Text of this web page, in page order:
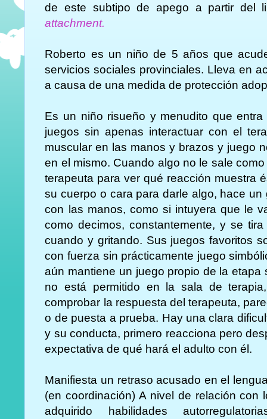
de este subtipo de apego a partir del
attachment.
Roberto es un niño de 5 años que
servicios sociales provinciales. Lleva en
a causa de una medida de protección
Es un niño risueño y menudito que
juegos sin apenas interactuar con el
muscular en las manos y brazos y juego
en el mismo. Cuando algo no le sale
terapeuta para ver qué reacción muestra
su cuerpo o cara para darle algo, hace
con las manos, como si intuyera que le
como decimos, constantemente, y se
cuando y gritando. Sus juegos favoritos
con fuerza sin prácticamente juego
aún mantiene un juego propio de la
no está permitido en la sala de
comprobar la respuesta del terapeuta,
o de puesta a prueba. Hay una clara
y su conducta, primero reacciona pero
expectativa de qué hará el adulto con él.
Manifiesta un retraso acusado en el
(en coordinación) A nivel de relación
adquirido habilidades